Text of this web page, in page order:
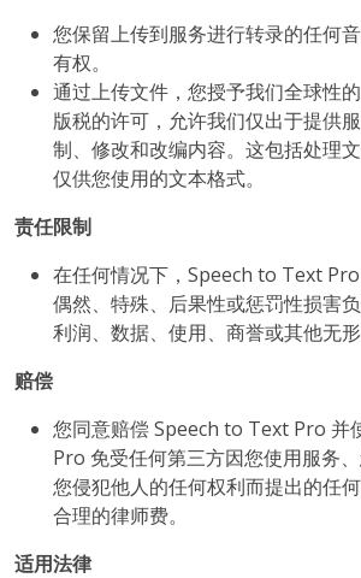
您保留上传到服务进行转录的任何
有权。
通过上传文件，您授予我们全球性
版税的许可，允许我们仅出于提供
制、修改和改编内容。这包括处理
仅供您使用的文本格式。
责任限制
在任何情况下，Speech to Text Pro
偶然、特殊、后果性或惩罚性损害
利润、数据、使用、商誉或其他无形
赔偿
您同意赔偿 Speech to Text Pro 并
Pro 免受任何第三方因您使用服务
您侵犯他人的任何权利而提出的任
合理的律师费。
适用法律